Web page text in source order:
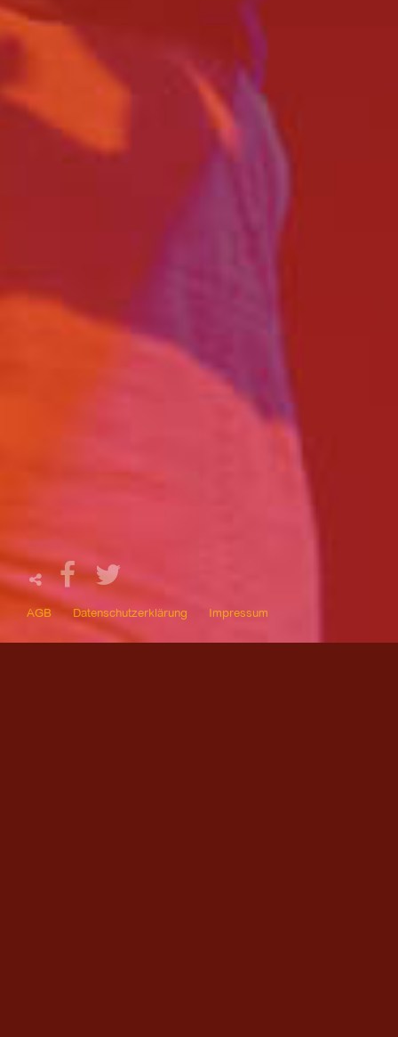
AGB Datenschutzerklärung Impressum